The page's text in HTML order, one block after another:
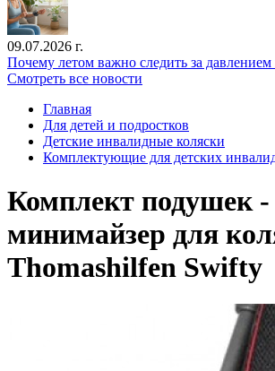
09.07.2026 г.
Почему летом важно следить за
Смотреть все новости
Главная
Для детей и подростков
Детские инвалидные коляски
Комплектующие для детских
Комплект подушек -
минимайзер для
Thomashilfen Swifty